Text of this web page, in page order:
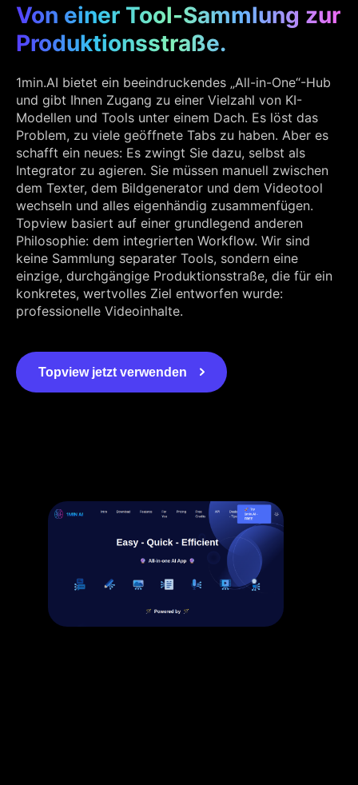
Von einer Tool-Sammlung zur
Produktionsstraße.
1min.AI bietet ein beeindruckendes „All-in-One“-Hub
und gibt Ihnen Zugang zu einer Vielzahl von KI-
Modellen und Tools unter einem Dach. Es löst das
Problem, zu viele geöffnete Tabs zu haben. Aber es
schafft ein neues: Es zwingt Sie dazu, selbst als
Integrator zu agieren. Sie müssen manuell zwischen
dem Texter, dem Bildgenerator und dem Videotool
wechseln und alles eigenhändig zusammenfügen.
Topview basiert auf einer grundlegend anderen
Philosophie: dem integrierten Workflow. Wir sind
keine Sammlung separater Tools, sondern eine
einzige, durchgängige Produktionsstraße, die für ein
konkretes, wertvolles Ziel entworfen wurde:
professionelle Videoinhalte.
Topview jetzt verwenden